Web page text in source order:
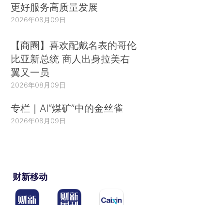
更好服务高质量发展
2026年08月09日
【商圈】喜欢配戴名表的哥伦
比亚新总统 商人出身拉美右
翼又一员
2026年08月09日
专栏｜AI“煤矿”中的金丝雀
2026年08月09日
财新移动